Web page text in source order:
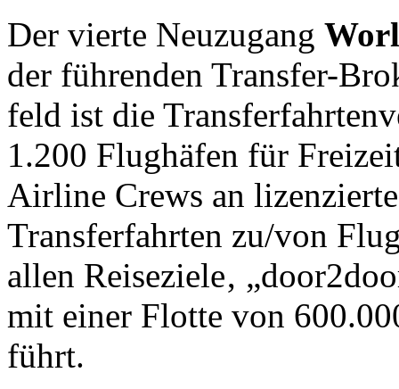
Der vierte Neuzugang
der führen­den Trans­fer-
feld ist die
1.200 Flug­häfen für
Airline Crews an
Trans­fer­fahr­ten zu/von
al­len Reise­ziele‚
mit einer Flotte von
führt.